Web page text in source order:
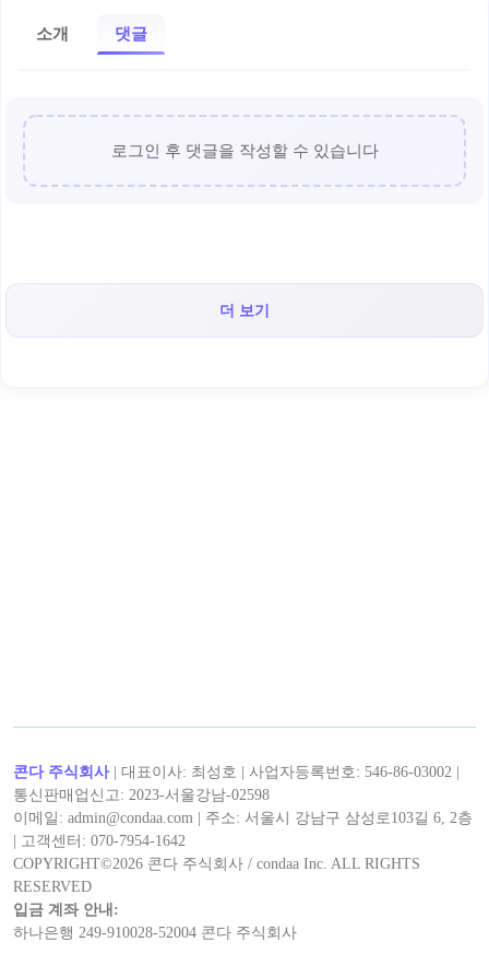
소개 댓글
로그인 후 댓글을 작성할 수 있습니다
더 보기
콘다 주식회사| 대표이사: 최성호 | 사업자등록번호: 546-86-03002 |
통신판매업신고: 2023-서울강남-02598
이메일: admin@condaa.com | 주소: 서울시 강남구 삼성로103길 6, 2층
| 고객센터: 070-7954-1642
COPYRIGHT©2026 콘다 주식회사 / condaa Inc. ALL RIGHTS
RESERVED
입금 계좌 안내:
하나은행 249-910028-52004 콘다 주식회사